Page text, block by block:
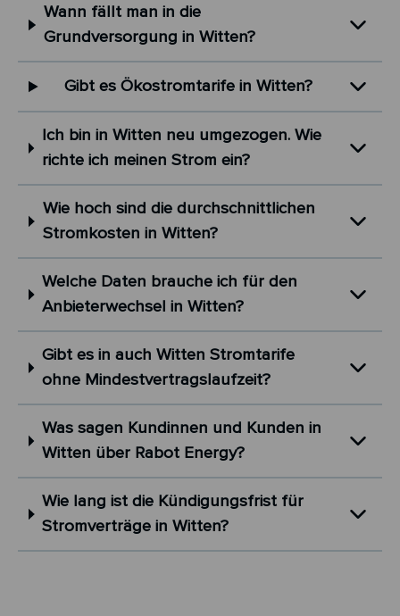
Wann fällt man in die
Grundversorgung in Witten?
Gibt es Ökostromtarife in Witten?
Ich bin in Witten neu umgezogen. Wie
richte ich meinen Strom ein?
Wie hoch sind die durchschnittlichen
Stromkosten in Witten?
Welche Daten brauche ich für den
Anbieterwechsel in Witten?
Gibt es in auch Witten Stromtarife
ohne Mindestvertragslaufzeit?
Was sagen Kundinnen und Kunden in
Witten über Rabot Energy?
Wie lang ist die Kündigungsfrist für
Stromverträge in Witten?